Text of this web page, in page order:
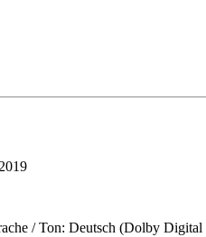
/ Ton: Deutsch (Dolby